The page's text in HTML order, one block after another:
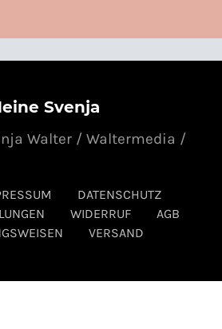
Svenja
DATENSCHUTZ
WIDERRUF
AGB
VERSAND
Walter / Waltermedia /